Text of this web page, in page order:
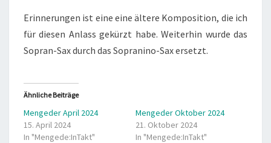
Erinnerungen ist eine eine ältere Komposition, die ich
für diesen Anlass gekürzt habe. Weiterhin wurde das
Sopran-Sax durch das Sopranino-Sax ersetzt.
Ähnliche Beiträge
Mengeder April 2024
15. April 2024
In "Mengede:InTakt"
Mengeder Oktober 2024
21. Oktober 2024
In "Mengede:InTakt"